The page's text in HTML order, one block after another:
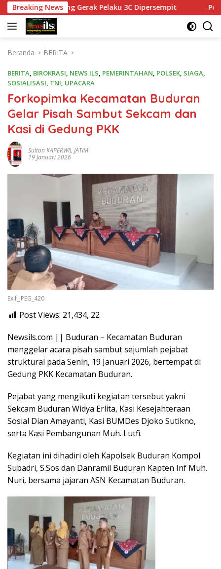
Langsung
ke
konten
Breaking News
Ruang Gerak Pelaku 3C Dipersempit Polres
Beranda BERITA
BERITA, BIROKRASI, NEWS ILS, PEMERINTAHAN, POLSEK, SIAGA,
SOSIALISASI, TNI, UPACARA
Forkopimka Kecamatan Buduran
Gelar Pisah Sambut Sekcam dan
Kasi di Gedung PKK
Sulton KAPERWIL JATIM
19 Januari 2026
Exif_JPEG_420
Post Views: 21,434, 22
Newsils.com || Buduran – Kecamatan Buduran
menggelar acara pisah sambut sejumlah pejabat
struktural pada Senin, 19 Januari 2026, bertempat di
Gedung PKK Kecamatan Buduran.
Pejabat yang mengikuti kegiatan tersebut yakni
Sekcam Buduran Widya Erlita, Kasi Kesejahteraan
Sosial Dian Amayanti, Kasi BUMDes Djoko Sutikno,
serta Kasi Pembangunan Muh. Lutfi.
Kegiatan ini dihadiri oleh Kapolsek Buduran Kompol
Subadri, S.Sos dan Danramil Buduran Kapten Inf Muh.
Nuri, bersama jajaran ASN Kecamatan Buduran.